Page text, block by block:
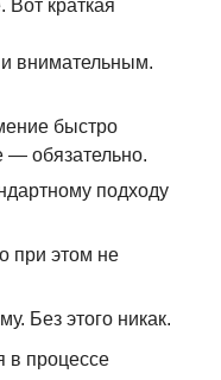
Вот краткая
внимательным.
быстро
— обязательно.
подходу
при этом не
Без этого никак.
в процессе